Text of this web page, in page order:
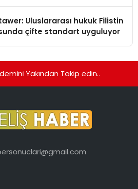
Uluslararası hukuk Filistin
çifte standart uyguluyor
Yakından Takip edin..